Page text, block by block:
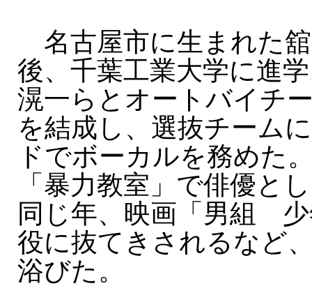
名古屋市に生まれた
後、千葉工業大学に進
滉一らとオートバイチ
を結成し、選抜チーム
ドでボーカルを務めた
「暴力教室」で俳優と
同じ年、映画「男組
役に抜てきされるなど
浴びた。